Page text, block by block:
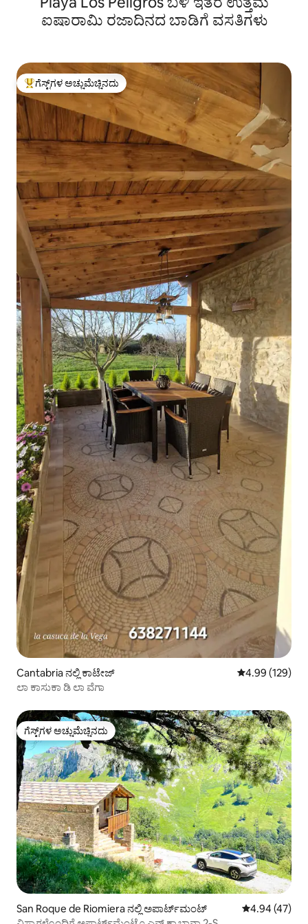
ಐಷಾರಾಮಿ ರಜಾದಿನದ ಬಾಡಿಗೆ ವಸತಿಗಳು
ಗೆಸ್ಟ್‌ಗಳಿಗೆ ಅತಿ ಹೆಚ್ಚು ಅಚ್ಚುಮೆಚ್ಚಿನದು
ಗೆಸ್ಟ್‌ಗಳ ಅಚ್ಚುಮೆಚ್ಚಿನದು
Cantabria ನಲ್ಲಿ ಕಾಟೇಜ್ 5 ರಲ್ಲಿ 4.99
4.99 (129)
ಲಾ ಕಾಸುಕಾ ಡಿ ಲಾ ವೆಗಾ
ಗೆಸ್ಟ್‌ಗಳ ಅಚ್ಚುಮೆಚ್ಚಿನದು
ಗೆಸ್ಟ್‌ಗಳ ಅಚ್ಚುಮೆಚ್ಚಿನದು
San Roque de Riomiera ನಲ್ಲಿ ಅಪಾರ್ಟ್‌ಮಂಟ್ 5 ರಲ್ಲಿ 4.94
4.94 (47)